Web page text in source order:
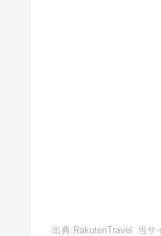
出典:RakutenTravel 当サ